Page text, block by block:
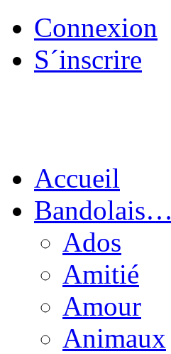
Connexion
S´inscrire
Accueil
Bandolais…
Ados
Amitié
Amour
Animaux